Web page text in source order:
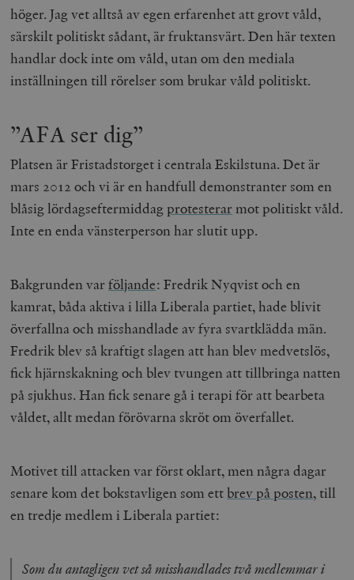
höger. Jag vet alltså av egen erfarenhet att grovt våld,
särskilt politiskt sådant, är fruktansvärt. Den här texten
handlar dock inte om våld, utan om den mediala
inställningen till rörelser som brukar våld politiskt.
”AFA ser dig”
Platsen är Fristadstorget i centrala Eskilstuna. Det är
mars 2012 och vi är en handfull demonstranter som en
blåsig lördagseftermiddag protesterarmot politiskt våld.
Inte en enda vänsterperson har slutit upp.
Bakgrunden varföljande: Fredrik Nyqvist och en
kamrat, båda aktiva i lilla Liberala partiet, hade blivit
överfallna och misshandlade av fyra svartklädda män.
Fredrik blev så kraftigt slagen att han blev medvetslös,
fick hjärnskakning och blev tvungen att tillbringa natten
på sjukhus. Han fick senare gå i terapi för att bearbeta
våldet, allt medan förövarna skröt om överfallet.
Motivet till attacken var först oklart, men några dagar
senare kom det bokstavligen som ett brev på posten, till
en tredje medlem i Liberala partiet:
Som du antagligen vet så misshandlades två medlemmar i